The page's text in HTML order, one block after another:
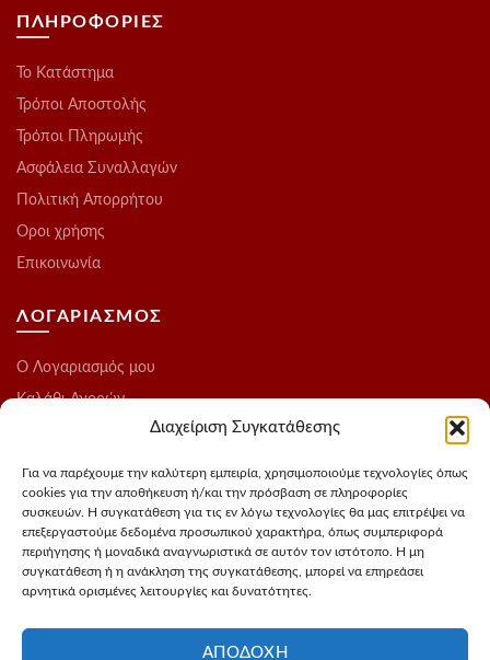
Διαχείριση Συγκατάθεσης
Για να παρέχουμε την καλύτερη εμπειρία, χρησιμοποιούμε τεχνολογίες όπως
cookies για την αποθήκευση ή/και την πρόσβαση σε πληροφορίες
συσκευών. Η συγκατάθεση για τις εν λόγω τεχνολογίες θα μας επιτρέψει να
επεξεργαστούμε δεδομένα προσωπικού χαρακτήρα, όπως συμπεριφορά
περιήγησης ή μοναδικά αναγνωριστικά σε αυτόν τον ιστότοπο. Η μη
συγκατάθεση ή η ανάκληση της συγκατάθεσης, μπορεί να επηρεάσει
αρνητικά ορισμένες λειτουργίες και δυνατότητες.
ΑΠΟΔΟΧΉ
ΠΛΗΡΟΦΟΡΙΕΣ
Το Kατάστημα
Τρόποι Αποστολής
Τρόποι Πληρωμής
Ασφάλεια Συναλλαγών
Πολιτική Απορρήτου
Οροι χρήσης
Επικοινωνία
ΛΟΓΑΡΙΑΣΜΟΣ
O Λογαριασμός μου
Καλάθι Αγορών
Ολοκλήρωση Παραγγελίας
Blog
ΑΚΟΛΟΥΘΗΣΤΕ ΜΑΣ
Instagram
FaceBook